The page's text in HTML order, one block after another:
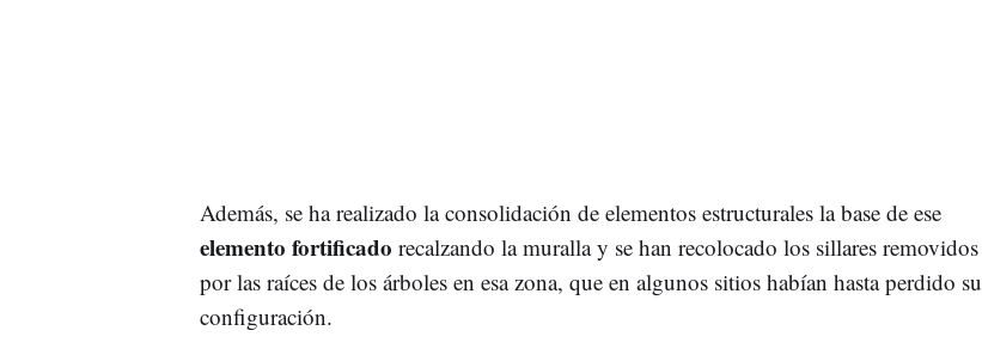
Además, se ha realizado la consolidación de elementos estructurales la base de ese
elemento fortificado recalzando la muralla y se han recolocado los sillares removidos
por las raíces de los árboles en esa zona, que en algunos sitios habían hasta perdido su
configuración.